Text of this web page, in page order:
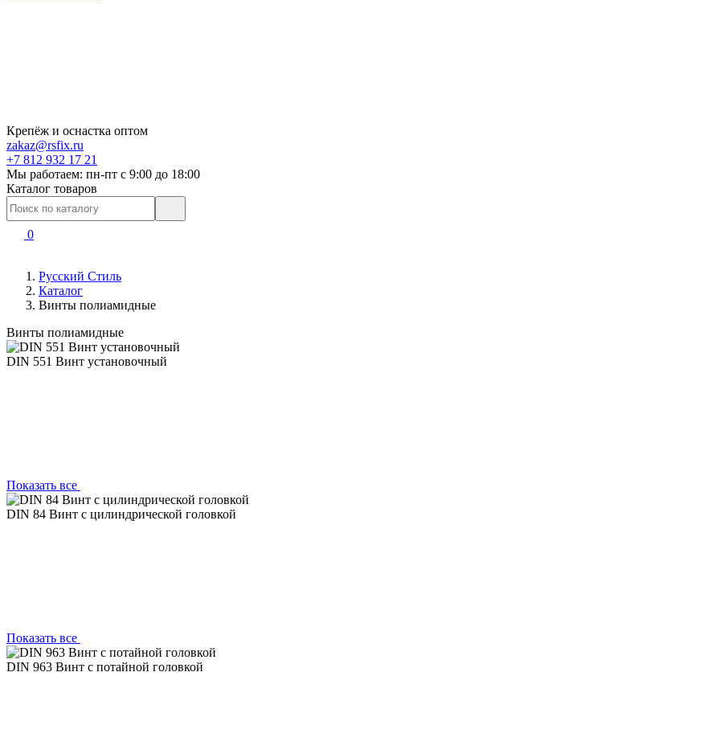
Крепёж и оснастка оптом
zakaz@rsfix.ru
+7 812 932 17 21
Мы работаем: пн-пт c 9:00 до 18:00
Каталог товаров
0
Русский Стиль
Каталог
Винты полиамидные
Винты полиамидные
DIN 551 Винт установочный
Показать все
DIN 84 Винт с цилиндрической головкой
Показать все
DIN 963 Винт с потайной головкой